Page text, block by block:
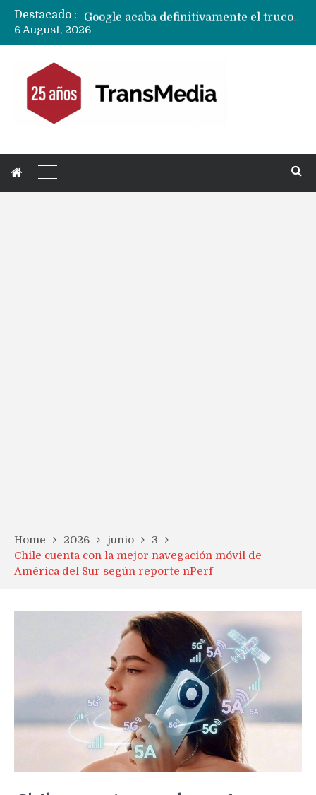
Destacado :
6 August, 2026
Home 2026 junio
3
Chile cuenta con la mejor navegación móvil de
América del Sur según reporte nPerf